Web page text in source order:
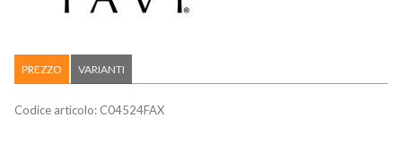
PREZZO VARIANTI
Codice articolo: C04524FAX